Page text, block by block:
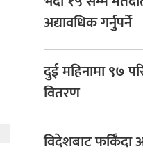
अद्यावधिक गर्नुपर्ने
दुई महिनामा ९७
वितरण
विदेशबाट फर्किँदा